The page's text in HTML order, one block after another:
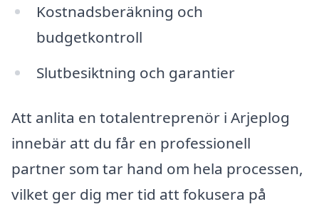
Kostnadsberäkning och
budgetkontroll
Slutbesiktning och garantier
Att anlita en totalentreprenör i Arjeplog
innebär att du får en professionell
partner som tar hand om hela processen,
vilket ger dig mer tid att fokusera på